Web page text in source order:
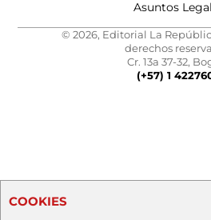
Asuntos
© 2026, Editorial La
derechos
Cr. 13a 37-32,
(+57) 1
COOKIES